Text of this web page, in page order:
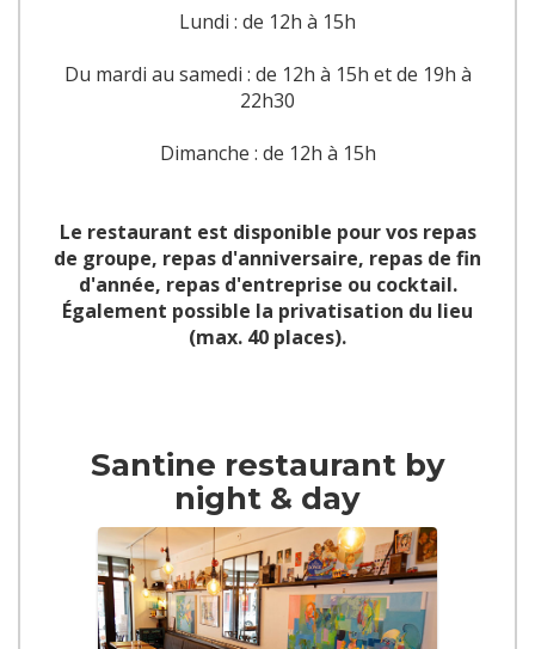
Lundi : de 12h à 15h
Du mardi au samedi : de 12h à 15h et de 19h à
22h30
Dimanche : de 12h à 15h
Le restaurant est disponible pour vos repas
de groupe, repas d'anniversaire, repas de fin
d'année, repas d'entreprise ou cocktail.
Également possible la privatisation du lieu
(max. 40 places).
Santine restaurant by
night & day